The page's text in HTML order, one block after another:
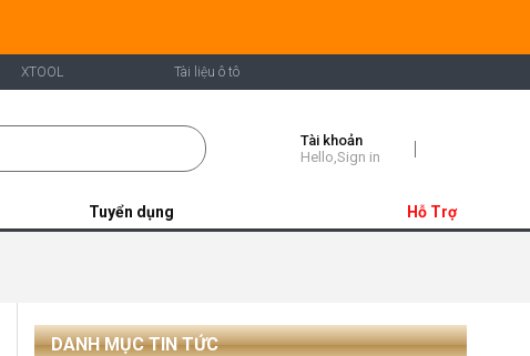
XTOOL Tài liệu ô tô
Tài khoản
Hello,Sign in
Hỗ Trợ
Tuyển dụng
DANH MỤC TIN TỨC